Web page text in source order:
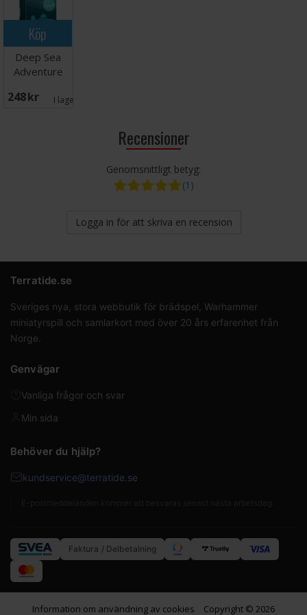
Köp
Deep Sea
Adventure
248 SEK I lager:
Recensioner
Genomsnittligt betyg:
(1)
Logga in för att skriva en recension
Terratide.se
Sveriges nya, stora webbutik för brädspel, Warhammer
miniatyrspill och samlarkort med över 20 års erfarenhet från
Norge.
Genvägar
Vanliga frågor och svar
Min sida
Behöver du hjälp?
kundservice@terratide.se
Faktura / Delbetalning
Information om användning av cookies
Copyright © 2026